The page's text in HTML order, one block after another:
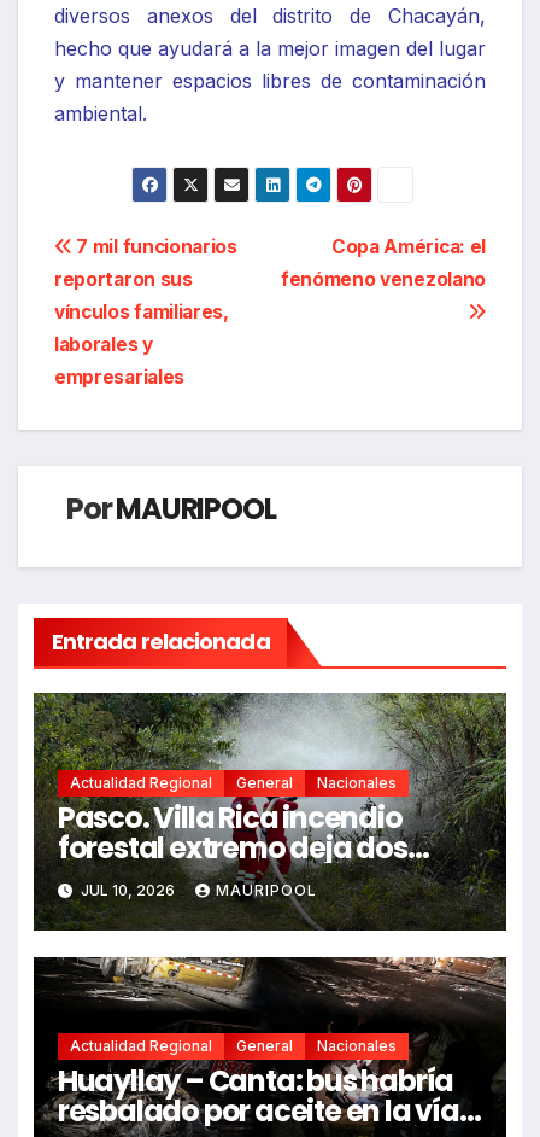
diversos anexos del distrito de Chacayán,
hecho que ayudará a la mejor imagen del lugar
y mantener espacios libres de contaminación
ambiental.
Navegación
de
entradas
Copa América: el
fenómeno venezolano
7 mil funcionarios
reportaron sus
vínculos familiares,
laborales y
empresariales
PorMAURIPOOL
Entrada relacionada
Actualidad Regional General Nacionales
Pasco. Villa Rica incendio
forestal extremo deja dos
fallecidos y heridos
JUL 10, 2026 MAURIPOOL
Actualidad Regional General Nacionales
Huayllay – Canta: bus habría
resbalado por aceite en la vía e